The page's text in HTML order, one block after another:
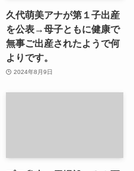
久代萌美アナが第１子出産
を公表→母子ともに健康で
無事ご出産されたようで何
よりです。
2024年8月9日